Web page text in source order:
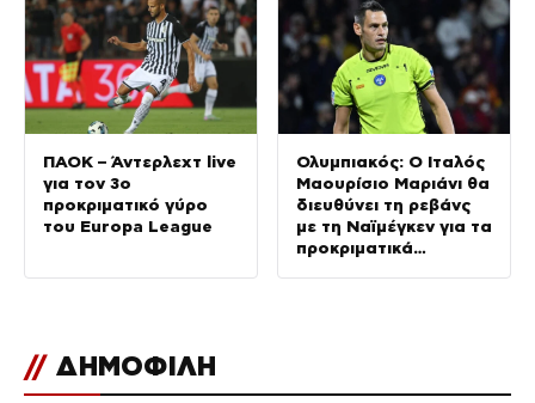
ΠΑΟΚ – Άντερλεχτ live
για τον 3ο
προκριματικό γύρο
του Europa League
Ολυμπιακός: Ο Ιταλός
Μαουρίσιο Μαριάνι θα
διευθύνει τη ρεβάνς
με τη Ναϊμέγκεν για τα
προκριματικά
// ΔΗΜΟΦΙΛΗ